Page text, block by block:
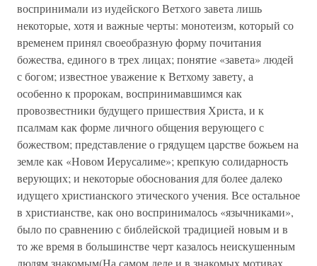
воспринимали из иудейского Ветхого завета лишь
некоторые, хотя и важные черты: монотеизм, который со
временем принял своеобразную форму почитания
божества, единого в трех лицах; понятие «завета» людей
с богом; известное уважение к Ветхому завету, а
особенно к пророкам, воспринимавшимся как
провозвестники будущего пришествия Христа, и к
псалмам как форме личного общения верующего с
божеством; представление о грядущем царстве божьем на
земле как «Новом Иерусалиме»; крепкую солидарность
верующих; и некоторые обоснования для более далеко
идущего христианского этического учения. Все остальное
в христианстве, как оно воспринималось «язычниками»,
было по сравнению с библейской традицией новым и в
то же время в большинстве черт казалось неискушенным
людям знакомым(На самом деле и в знакомых мотивах